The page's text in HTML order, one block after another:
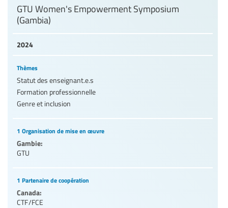
2024
GTU Women's Empowerment Symposium
(Gambia)
Thèmes
Statut des enseignant.e.s
Formation professionnelle
Genre et inclusion
1 Organisation de mise en œuvre
Gambie:
GTU
1 Partenaire de coopération
Canada:
CTF/FCE